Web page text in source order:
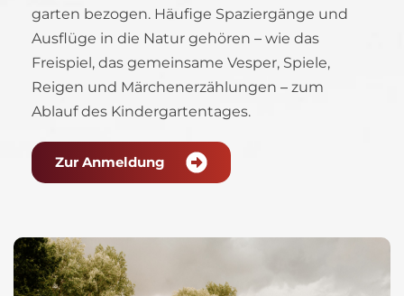
garten bezogen. Häufige Spaziergänge und
Ausflüge in die Natur gehören – wie das
Freispiel, das gemeinsame Vesper, Spiele,
Reigen und Märchenerzählungen – zum
Ablauf des Kindergartentages.
Zur Anmeldung